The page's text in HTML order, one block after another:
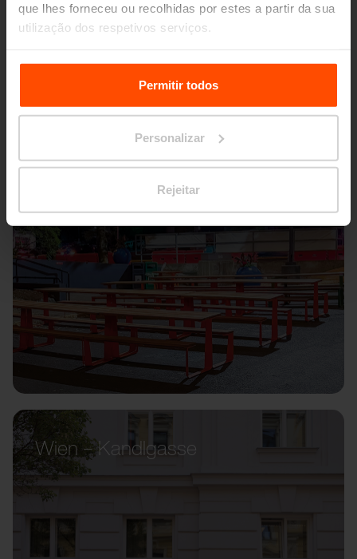
que lhes forneceu ou recolhidas por estes a partir da sua
utilização dos respetivos serviços.
Para mais informações, por favor visitePrinciples
Relating to the Processing Personal Data.
Permitir todos
Personalizar
Rejeitar
Seattle – Popup park
Wien – Kandlgasse